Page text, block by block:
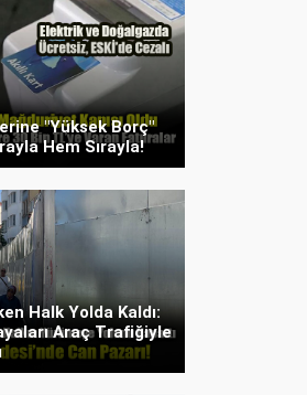
"Yüksek Borç"
Hem Sırayla!
Halk Yolda Kaldı:
Araç Trafiğiyle